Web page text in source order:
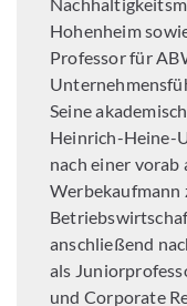
Hohenheim
Professor für
Seine
Heinrich-Heine-
nach einer
Werbekaufmann
anschließend
als
und Corporate